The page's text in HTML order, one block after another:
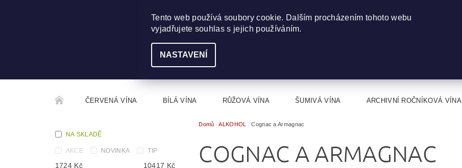
ČERVENÁ VÍNA BÍLÁ VÍNA RŮŽOVÁ VÍNA ŠUMIVÁ VÍNA ARCHIVNÍ ROČNÍKOVÁ VÍNA
ROZCESTNÍK VÍN
NA SKLADĚ
AKCE NOVINKA TIP
1724 Kč 10417 Kč
Domů ALKOHOL Cognac a Armagnac
COGNAC A ARMAGNAC
Tento web používá soubory cookie. Dalším procházením tohoto webu
vyjadřujete souhlas s jejich používáním.
NASTAVENÍ